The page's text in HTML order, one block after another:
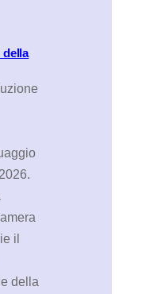
della
il
della